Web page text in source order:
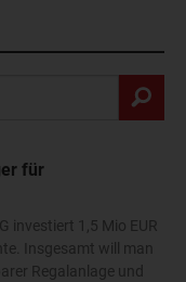
für
investiert 1,5 Mio EUR
Insgesamt will man
Regalanlage und